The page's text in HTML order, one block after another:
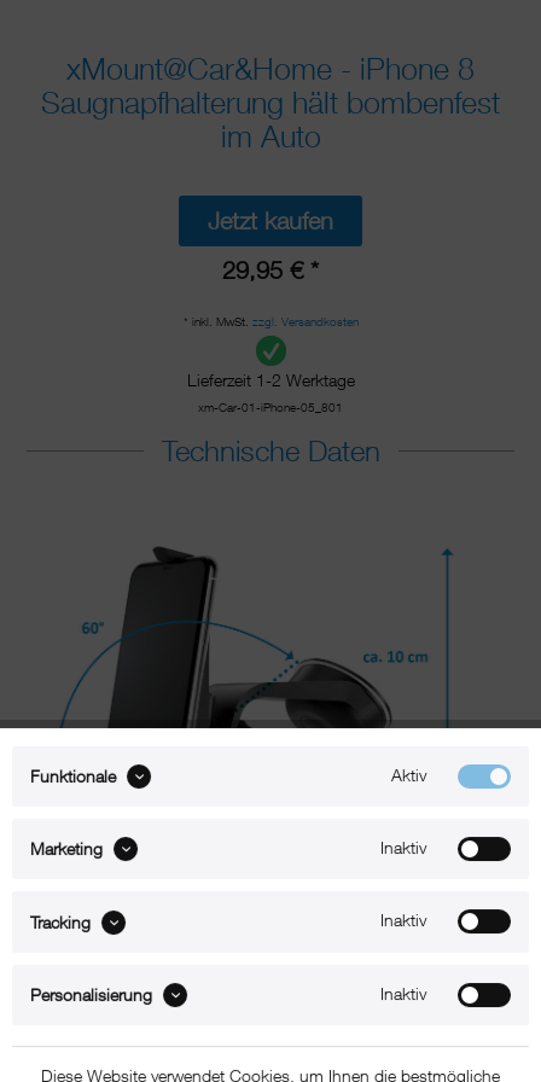
xMount@Car&Home - iPhone 8
Saugnapfhalterung hält bombenfest
im Auto
Jetzt kaufen
29,95 € *
* inkl. MwSt. zzgl. Versandkosten
Lieferzeit 1-2 Werktage
xm-Car-01-iPhone-05_801
Technische Daten
xMount@Car – iPhone 8 Halterung mit Saugnapf
Funktionale Aktiv
Marketing Inaktiv
Tracking Inaktiv
Personalisierung Inaktiv
Diese Website verwendet Cookies, um Ihnen die bestmögliche